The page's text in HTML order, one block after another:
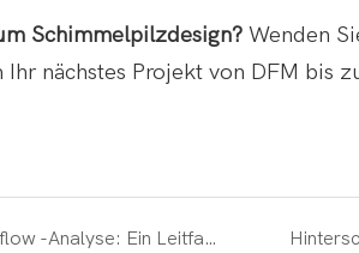
Schimmelpilzdesign? Wenden
nächstes Projekt von DFM bis
Verständnis der Moldflow -Analyse: Ein Leitfaden für ein besseres Schimmeldesign